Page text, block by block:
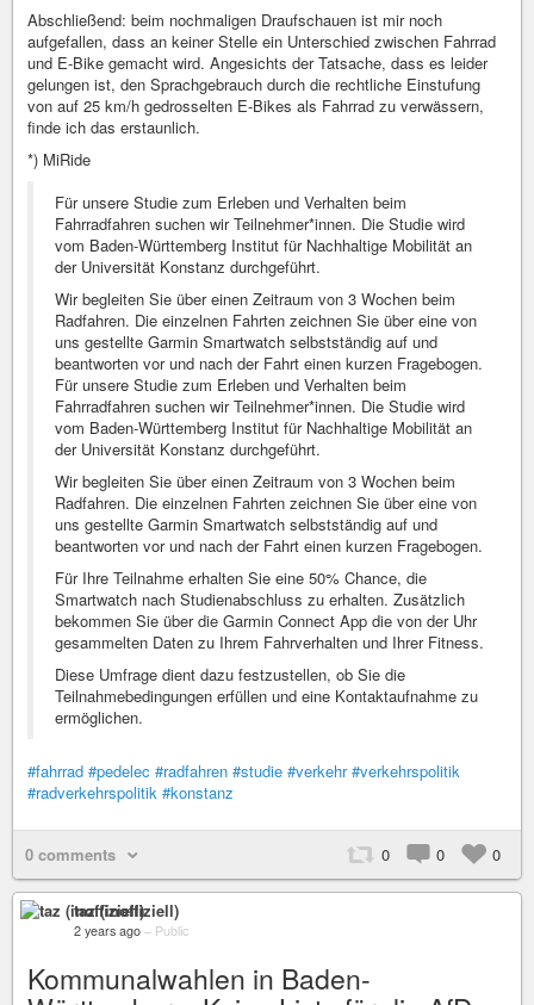
Abschließend: beim nochmaligen Draufschauen ist mir noch
aufgefallen, dass an keiner Stelle ein Unterschied zwischen Fahrrad
und E-Bike gemacht wird. Angesichts der Tatsache, dass es leider
gelungen ist, den Sprachgebrauch durch die rechtliche Einstufung
von auf 25 km/h gedrosselten E-Bikes als Fahrrad zu verwässern,
finde ich das erstaunlich.
*) MiRide
Für unsere Studie zum Erleben und Verhalten beim
Fahrradfahren suchen wir Teilnehmer*innen. Die Studie wird
vom Baden-Württemberg Institut für Nachhaltige Mobilität an
der Universität Konstanz durchgeführt.
Wir begleiten Sie über einen Zeitraum von 3 Wochen beim
Radfahren. Die einzelnen Fahrten zeichnen Sie über eine von
uns gestellte Garmin Smartwatch selbstständig auf und
beantworten vor und nach der Fahrt einen kurzen Fragebogen.
Für unsere Studie zum Erleben und Verhalten beim
Fahrradfahren suchen wir Teilnehmer*innen. Die Studie wird
vom Baden-Württemberg Institut für Nachhaltige Mobilität an
der Universität Konstanz durchgeführt.
Wir begleiten Sie über einen Zeitraum von 3 Wochen beim
Radfahren. Die einzelnen Fahrten zeichnen Sie über eine von
uns gestellte Garmin Smartwatch selbstständig auf und
beantworten vor und nach der Fahrt einen kurzen Fragebogen.
Für Ihre Teilnahme erhalten Sie eine 50% Chance, die
Smartwatch nach Studienabschluss zu erhalten. Zusätzlich
bekommen Sie über die Garmin Connect App die von der Uhr
gesammelten Daten zu Ihrem Fahrverhalten und Ihrer Fitness.
Diese Umfrage dient dazu festzustellen, ob Sie die
Teilnahmebedingungen erfüllen und eine Kontaktaufnahme zu
ermöglichen.
#fahrrad #pedelec #radfahren #studie #verkehr #verkehrspolitik
#radverkehrspolitik #konstanz
0 comments 0 0 0
taz (inoffiziell)
2 years ago – Public
Kommunalwahlen in Baden-